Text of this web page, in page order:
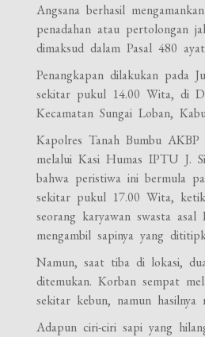
Angsana berhasil
penadahan atau pertolongan
dimaksud dalam Pasal 480
Penangkapan dilakukan pada
sekitar pukul 14.00 Wita, di
Kecamatan Sungai Loban,
Kapolres Tanah Bumbu
melalui Kasi Humas IPTU J.
bahwa peristiwa ini bermula
sekitar pukul 17.00 Wita,
seorang karyawan swasta asal
mengambil sapinya yang
Namun, saat tiba di lokasi,
ditemukan. Korban sempat
sekitar kebun, namun hasilnya
Adapun ciri-ciri sapi yang